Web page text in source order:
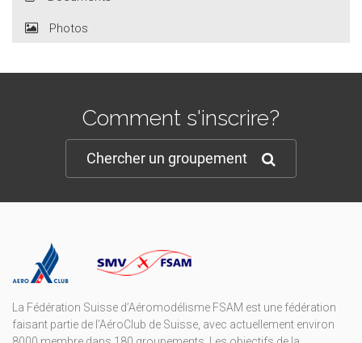
Photos
Comment s'inscrire?
Chercher un groupement
La Fédération Suisse d’Aéromodélisme FSAM est une fédération
faisant partie de l’AéroClub de Suisse, avec actuellement environ